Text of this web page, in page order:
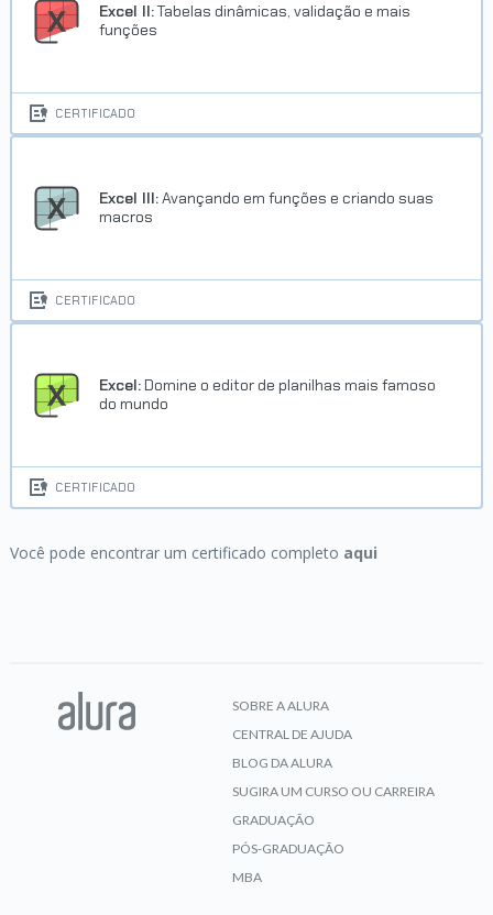
Excel II:Tabelas dinâmicas, validação e mais
funções
CERTIFICADO
Excel III:Avançando em funções e criando suas
macros
CERTIFICADO
Excel: Domine o editor de planilhas mais famoso
do mundo
CERTIFICADO
Você pode encontrar um certificado completo aqui
SOBRE A ALURA
CENTRAL DE AJUDA
BLOG DA ALURA
SUGIRA UM CURSO OU CARREIRA
GRADUAÇÃO
PÓS-GRADUAÇÃO
MBA